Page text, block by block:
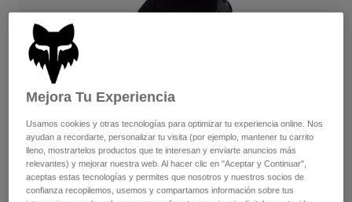
Pantalones largos
Guantes
Protecciones
Pantalones
Guantes
Chaquetas
Protecciones
Gafas de protección
Camisas
Ver todo
Camisetas y tops
Sudaderas
Chaquetas
Protecciones
Gafas de Protección
Calcetines
Ver todo
Moto
Cascos
Mejora Tu Experiencia
Usamos cookies y otras tecnologías para optimizar tu experiencia online. Nos
ayudan a recordarte, personalizar tu visita (por ejemplo, mantener tu carrito
lleno, mostrartelos productos que te interesan y enviarte anuncios más
relevantes) y mejorar nuestra web. Al hacer clic en "Aceptar y Continuar",
aceptas estas tecnologías y permites que nosotros y nuestros socios de
confianza recopilemos, usemos y compartamos información sobre tus